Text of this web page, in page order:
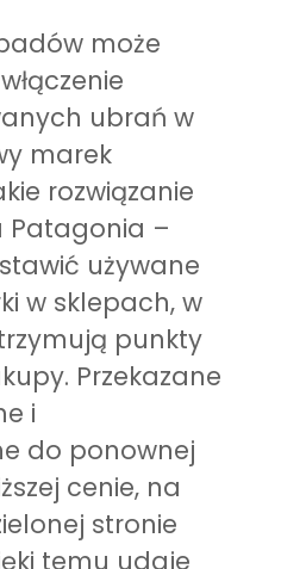
może
ubrań w
marek
rozwiązanie
Patagonia –
używane
w sklepach, w
punkty
Przekazane
i
do ponownej
cenie, na
stronie
temu udaje